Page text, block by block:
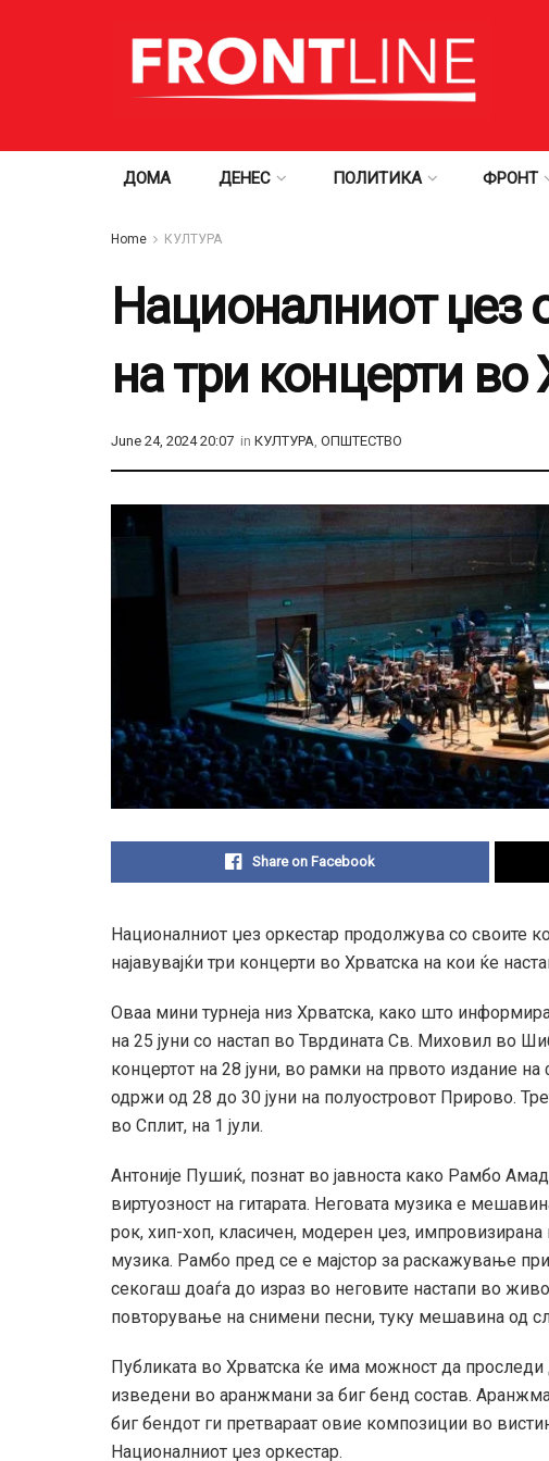
ДОМА ДЕНЕС ПОЛИТИКА ФРОНТ
Home КУЛТУРА
Националниот џез
на три концерти во
June 24, 2024 20:07 in КУЛТУРА, ОПШТЕСТВО
Share on Facebook
Националниот џез оркестар продолжува со своите
најавувајќи три концерти во Хрватска на кои ќе
Оваа мини турнеја низ Хрватска, како што
на 25 јуни со настап во Тврдината Св. Миховил во
концертот на 28 јуни, во рамки на првото издание
одржи од 28 до 30 јуни на полуостровот Прирово.
во Сплит, на 1 јули.
Антоније Пушиќ, познат во јавноста како Рамбо
виртуозност на гитарата. Неговата музика е
рок, хип-хоп, класичен, модерен џез,
музика. Рамбо пред се е мајстор за раскажување
секогаш доаѓа до израз во неговите настапи во
повторување на снимени песни, туку мешавина од
Публиката во Хрватска ќе има можност да
изведени во аранжмани за биг бенд состав.
биг бендот ги претвараат овие композиции во
Националниот џез оркестар.